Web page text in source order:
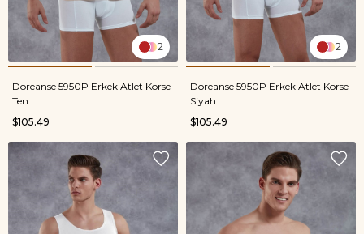
2
Doreanse 5950P Erkek Atlet Korse
Ten
$105.49
2
Doreanse 5950P Erkek Atlet Korse
Siyah
$105.49